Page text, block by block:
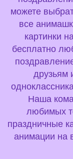
можете
все
картинки
бесплатно
друзьям
Наша
любимых
праздничные
анимации на